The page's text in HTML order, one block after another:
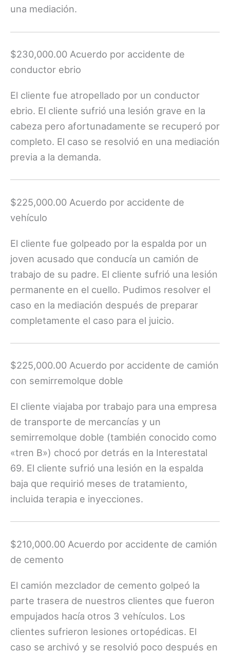
una mediación.
$230,000.00 Acuerdo por accidente de
conductor ebrio
El cliente fue atropellado por un conductor
ebrio. El cliente sufrió una lesión grave en la
cabeza pero afortunadamente se recuperó por
completo. El caso se resolvió en una mediación
previa a la demanda.
$225,000.00 Acuerdo por accidente de
vehículo
El cliente fue golpeado por la espalda por un
joven acusado que conducía un camión de
trabajo de su padre. El cliente sufrió una lesión
permanente en el cuello. Pudimos resolver el
caso en la mediación después de preparar
completamente el caso para el juicio.
$225,000.00 Acuerdo por accidente de camión
con semirremolque doble
El cliente viajaba por trabajo para una empresa
de transporte de mercancías y un
semirremolque doble (también conocido como
«tren B») chocó por detrás en la Interestatal
69. El cliente sufrió una lesión en la espalda
baja que requirió meses de tratamiento,
incluida terapia e inyecciones.
$210,000.00 Acuerdo por accidente de camión
de cemento
El camión mezclador de cemento golpeó la
parte trasera de nuestros clientes que fueron
empujados hacía otros 3 vehículos. Los
clientes sufrieron lesiones ortopédicas. El
caso se archivó y se resolvió poco después en